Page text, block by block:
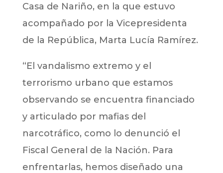
Casa de Nariño, en la que estuvo
acompañado por la Vicepresidenta
de la República, Marta Lucía Ramírez.
“El vandalismo extremo y el
terrorismo urbano que estamos
observando se encuentra financiado
y articulado por mafias del
narcotráfico, como lo denunció el
Fiscal General de la Nación. Para
enfrentarlas, hemos diseñado una